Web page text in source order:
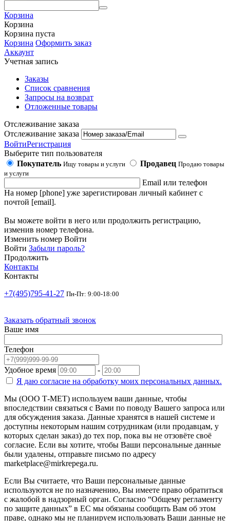
Корзина
Корзина
Корзина пуста
Корзина Оформить заказ
Аккаунт
Учетная запись
Заказы
Список сравнения
Запросы на возврат
Отложенные товары
Отслеживание заказа
Отслеживание заказа
ВойтиРегистрация
Выберите тип пользователя
Покупатель Ищу товары и услуги Продавец Продаю товары
и услуги
Email или телефон
На номер [phone] уже зарегистирован личный кабинет с
почтой [email].
Вы можете войти в него или продолжить регистрацию,
изменив номер телефона.
Изменить номер Войти
Войти Забыли пароль?
Продолжить
Контакты
Контакты
+7(495)795-41-27 Пн-Пт: 9:00-18:00
Заказать обратный звонок
Ваше имя
Телефон
Удобное время
-
Я даю согласие на обработку моих персональных данных.
Мы (ООО Т-МЕТ) используем ваши данные, чтобы
впоследствии связаться с Вами по поводу Вашего запроса или
для обсуждения заказа. Данные хранятся в нашей системе и
доступны некоторым нашим сотрудникам (или продавцам, у
которых сделан заказ) до тех пор, пока вы не отзовёте своё
согласие. Если вы хотите, чтобы Ваши персональные данные
были удалены, отправьте письмо по адресу
marketplace@mirkrepega.ru.
Если Вы считаете, что Ваши персональные данные
используются не по назначению, Вы имеете право обратиться
с жалобой в надзорный орган. Согласно “Общему регламенту
по защите данных” в ЕС мы обязаны сообщить Вам об этом
праве, однако мы не планируем использовать Ваши данные не